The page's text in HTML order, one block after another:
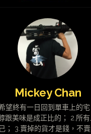
Mickey Chan
望終有一日回到單車上的
跟美味是成正比的； 2.所
； 3.賣掉的貨才是錢，不